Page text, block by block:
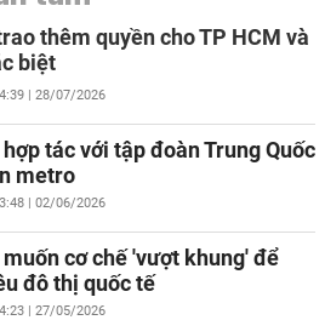
thêm quyền cho TP HCM và
biệt
| 28/07/2026
tác với tập đoàn Trung Quốc
metro
| 02/06/2026
cơ chế 'vượt khung' để
đô thị quốc tế
| 27/05/2026